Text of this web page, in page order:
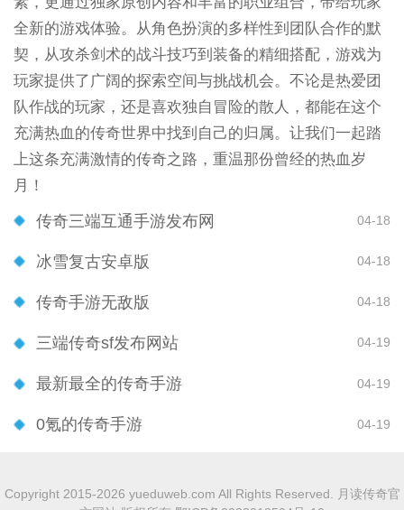
全新的游戏体验。从角色扮演的多样性到团队合作的默
契，从攻杀剑术的战斗技巧到装备的精细搭配，游戏为
玩家提供了广阔的探索空间与挑战机会。不论是热爱团
队作战的玩家，还是喜欢独自冒险的散人，都能在这个
充满热血的传奇世界中找到自己的归属。让我们一起踏
上这条充满激情的传奇之路，重温那份曾经的热血岁
月！
传奇三端互通手游发布网 04-18
冰雪复古安卓版 04-18
传奇手游无敌版 04-18
三端传奇sf发布网站 04-19
最新最全的传奇手游 04-19
0氪的传奇手游 04-19
Copyright 2015-2026 yueduweb.com All Rights Reserved. 月读传奇官